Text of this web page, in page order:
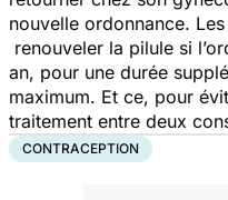
nouvelle ordonnance.
renouveler la pilule si
an, pour une durée
maximum. Et ce, pour
traitement entre deux
CONTRACEPTION